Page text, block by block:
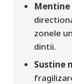
Mentine
zonele
dintii.
Sustine